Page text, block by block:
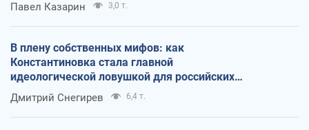
Павел Казарин 3,0 т.
В плену собственных мифов: как
Константиновка стала главной
идеологической ловушкой для российских
оккупантов
Дмитрий Снегирев 6,4 т.